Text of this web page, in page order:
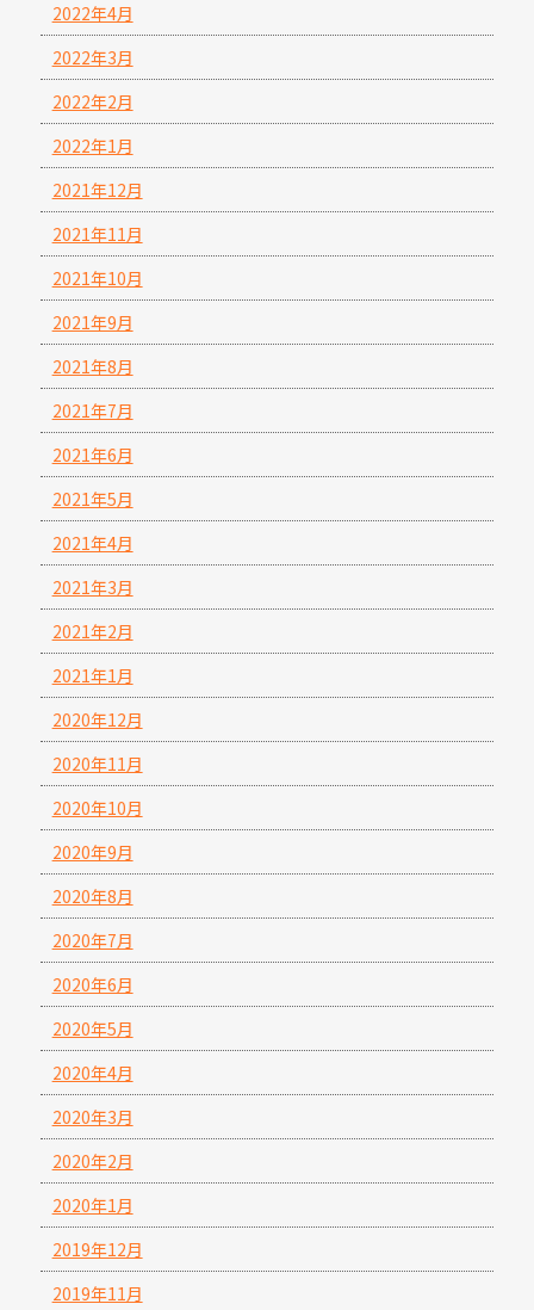
2022年4月
2022年3月
2022年2月
2022年1月
2021年12月
2021年11月
2021年10月
2021年9月
2021年8月
2021年7月
2021年6月
2021年5月
2021年4月
2021年3月
2021年2月
2021年1月
2020年12月
2020年11月
2020年10月
2020年9月
2020年8月
2020年7月
2020年6月
2020年5月
2020年4月
2020年3月
2020年2月
2020年1月
2019年12月
2019年11月